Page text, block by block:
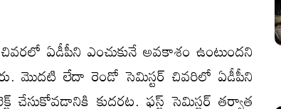
ఏడీపీని ఎంచుకునే అవకాశం ఉంటుందని
మొదటి లేదా రెండో సెమిస్టర్ చివరిలో ఏడీపీని
చేసుకోవడానికి కుదరట. ఫస్ట్ సెమిస్టర్‌ తర్వాత